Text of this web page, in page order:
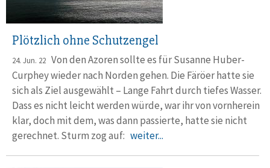
Plötzlich ohne Schutzengel
24. Jun. 22 Von den Azoren sollte es für Susanne Huber-
Curphey wieder nach Norden gehen. Die Färöer hatte sie
sich als Ziel ausgewählt – Lange Fahrt durch tiefes Wasser.
Dass es nicht leicht werden würde, war ihr von vornherein
klar, doch mit dem, was dann passierte, hatte sie nicht
gerechnet. Sturm zog auf: weiter...